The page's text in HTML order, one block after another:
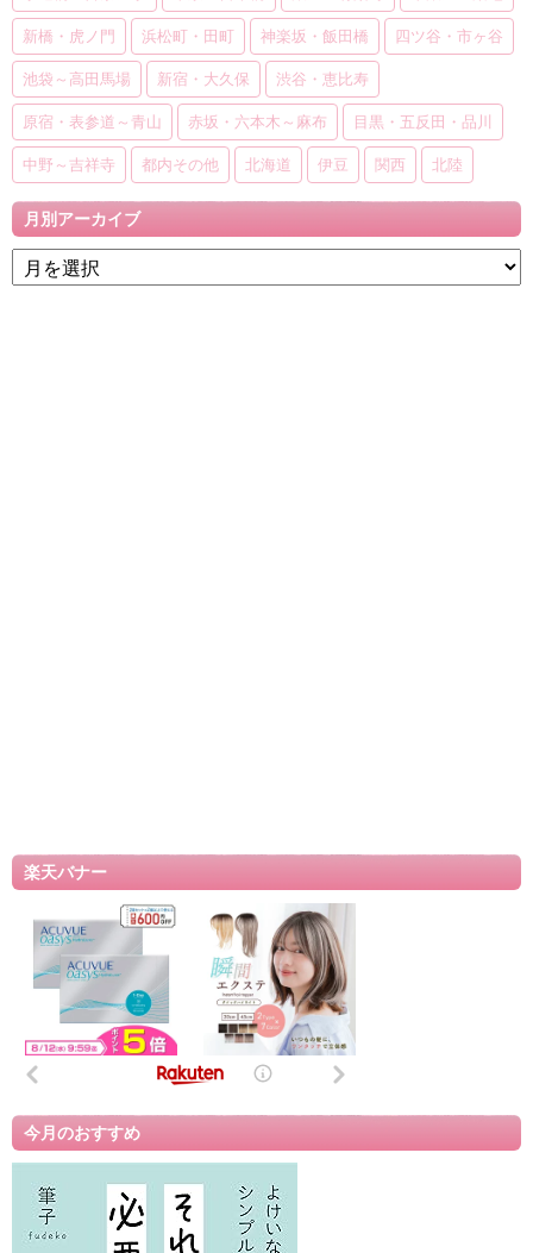
新橋・虎ノ門 浜松町・田町 神楽坂・飯田橋 四ツ谷・市ヶ谷
池袋～高田馬場 新宿・大久保 渋谷・恵比寿
原宿・表参道～青山 赤坂・六本木～麻布 目黒・五反田・品川
中野～吉祥寺 都内その他 北海道 伊豆 関西 北陸
月別アーカイブ
楽天バナー
今月のおすすめ